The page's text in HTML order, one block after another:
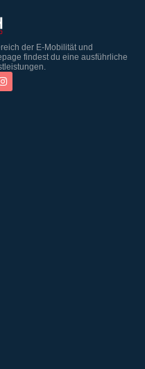
der E-Mobilität und
findest du eine ausführliche